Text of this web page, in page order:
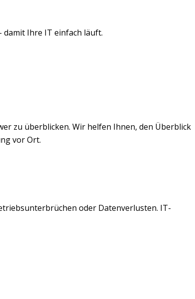
damit Ihre IT einfach läuft.
zu überblicken. Wir helfen Ihnen, den Überblick
vor Ort.
oder Datenverlusten. IT-